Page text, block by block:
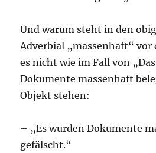
Und warum steht in den
Adverbial „massenhaft“ vor
es nicht wie im Fall von
Dokumente massenhaft
Objekt stehen:
– „Es wurden Dokumente
gefälscht.“